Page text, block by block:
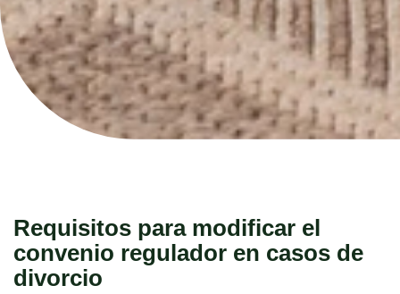
Requisitos para modificar el
convenio regulador en casos de
divorcio